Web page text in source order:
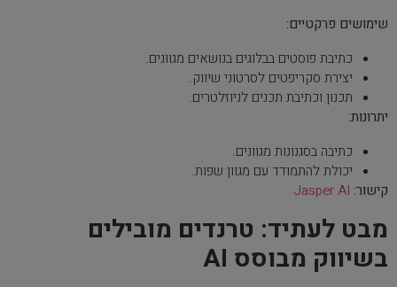
שימושים פרקטיים:
כתיבת פוסטים בבלוגים בנושאים מגוונים.
יצירת סקריפטים לסרטוני שיווק.
תכנון וכתיבת תכנים לניוזלטרים.
יתרונות:
כתיבה בסגנונות מגוונים.
יכולת להתמודד עם מגוון שפות.
קישור: Jasper AI
מבט לעתיד: טרנדים מובילים
בשיווק מבוסס AI